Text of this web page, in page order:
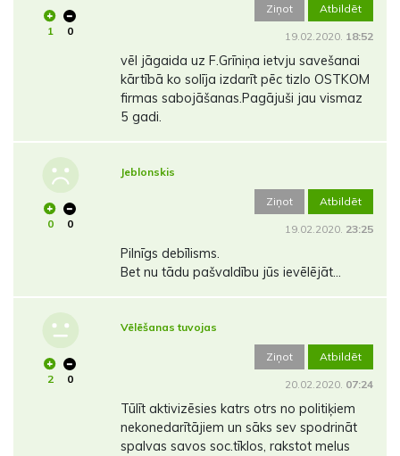
1 0
Ziņot Atbildēt
19.02.2020. 18:52
vēl jāgaida uz F.Grīniņa ietvju savešanai
kārtībā ko solīja izdarīt pēc tizlo OSTKOM
firmas sabojāšanas.Pagājuši jau vismaz
5 gadi.
0 0
Jeblonskis
Ziņot Atbildēt
19.02.2020. 23:25
Pilnīgs debīlisms.
Bet nu tādu pašvaldību jūs ievēlējāt...
2 0
Vēlēšanas tuvojas
Ziņot Atbildēt
20.02.2020. 07:24
Tūlīt aktivizēsies katrs otrs no politiķiem
nekonedarītājiem un sāks sev spodrināt
spalvas savos soc.tīklos, rakstot melus